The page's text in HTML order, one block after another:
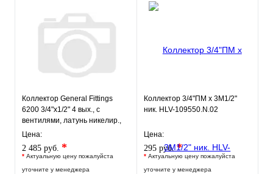
Коллектор General Fittings
6200 3/4"х1/2" 4 вых., c
вентилями, латунь никелир.,
синий
Цена:
2 485 руб. *
* Актуальную цену пожалуйста
уточните у менеджера
Коллектор 3/4"ПМ х 3М1/2"
ник. HLV-109550.N.02
Цена:
295 руб.*
* Актуальную цену пожалуйста
уточните у менеджера